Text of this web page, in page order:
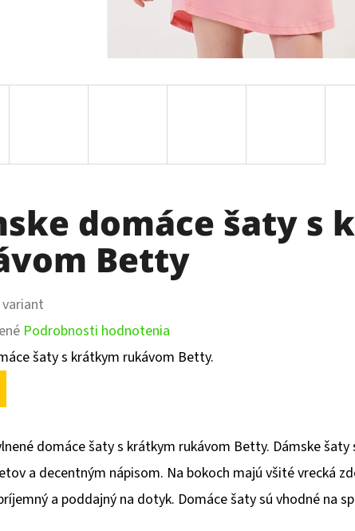
domáce šaty s
Betty
Podrobnosti hodnotenia
šaty s krátkym rukávom Betty.
domáce šaty s krátkym rukávom Betty. Dámske
a decentným nápisom. Na bokoch majú všité vrecká
a poddajný na dotyk. Domáce šaty sú vhodné na